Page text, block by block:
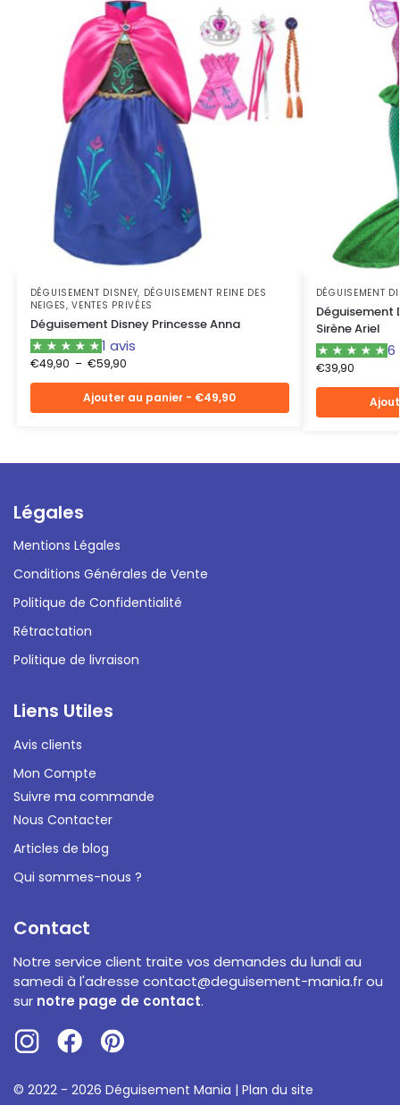
DÉGUISEMENT DISNEY, DÉGUISEMENT REINE DES
NEIGES,VENTES PRIVÉES
Déguisement Disney Princesse Anna
1 avis
€49,90 – €59,90
Ajouter au panier - €49,90
DÉGUISEMENT
Déguisement
Sirène Ariel
6
€39,90
Légales
Mentions Légales
Conditions Générales de Vente
Politique de Confidentialité
Rétractation
Politique de livraison
Liens Utiles
Avis clients
Mon Compte
Suivre ma commande
Nous Contacter
Articles de blog
Qui sommes-nous ?
Contact
Notre service client traite vos demandes du lundi au
samedi à l'adresse contact@deguisement-mania.frou
sur notre page de contact.
© 2022 - 2026 Déguisement Mania | Plan du site